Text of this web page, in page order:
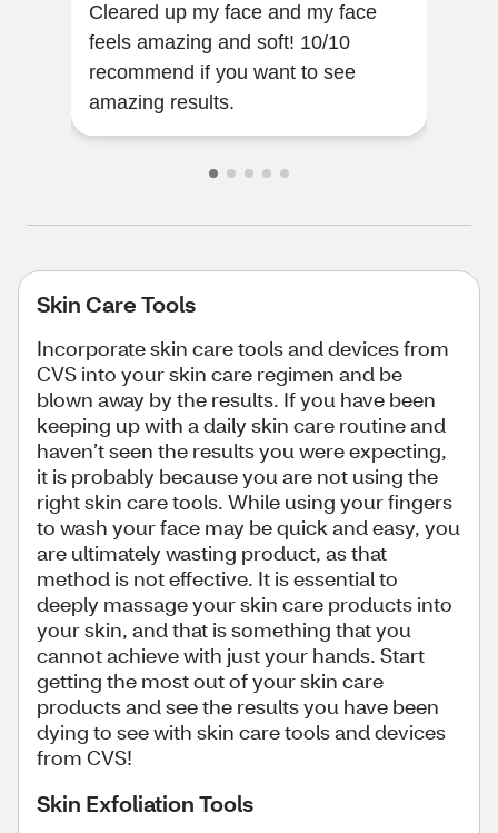
Cleared up my face and my face
feels amazing and soft! 10/10
recommend if you want to see
amazing results.
Skin Care Tools
Incorporate skin care tools and devices from
CVS into your skin care regimen and be
blown away by the results. If you have been
keeping up with a daily skin care routine and
haven’t seen the results you were expecting,
it is probably because you are not using the
right skin care tools. While using your fingers
to wash your face may be quick and easy, you
are ultimately wasting product, as that
method is not effective. It is essential to
deeply massage your skin care products into
your skin, and that is something that you
cannot achieve with just your hands. Start
getting the most out of your skin care
products and see the results you have been
dying to see with skin care tools and devices
from CVS!
Skin Exfoliation Tools